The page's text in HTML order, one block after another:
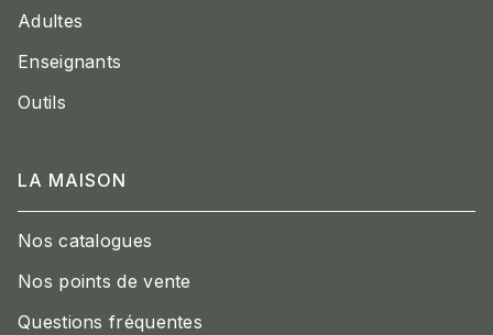
Adultes
Enseignants
Outils
LA MAISON
Nos catalogues
Nos points de vente
Questions fréquentes